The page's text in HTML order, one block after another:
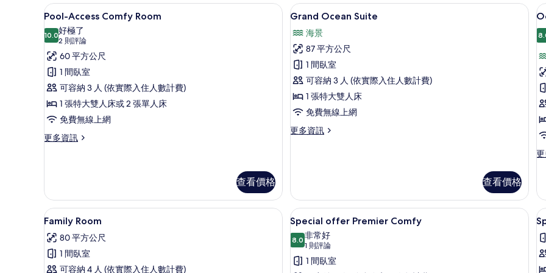
的
詳
情
的
詳
顯
示
Pool-
Access
Comfy
Room
的
所
相
Pool-Access Comfy Room | 免費迷你吧物品、客房內保險箱、書桌、筆電工作空間
8
Pool-Access Comfy Room
10.010.0 分，滿分 10 分
好極了
2 則評論
(2
則
評
論)
60 平方公尺
1 間臥室
可容納 3 人 (依實際入住人數計費)
1 張特大雙人床或 2 張單人床
免費無線上網
更多資訊
更
Room
的
詳
情
查看價格
顯
Grand
Ocean
Suite
的
所
有
相
Grand Ocean Suite | 免費迷你吧物
11
Grand Ocean Suite
海景
87 平方公尺
1 間臥室
可容納 3 人 (依實際入住人數計費)
1 張特大雙人床
免費無線上網
更多資訊
更
詳
情
查看價格
更
的
詳
情
顯
示
Family
Room
Family Room | 免費迷你吧物品、客房內保險箱、書桌、筆電工作空間
5
Family Room
80 平方公尺
1 間臥室
可容納 4 人 (依實際入住人數計費)
顯
示
Special
offer
免費迷你吧物品、客房內保險箱、書
16
Special offer Premier Comfy
8.08.0 分，滿分 10 分
非常好
1 則評論
(1
則
1 間臥室